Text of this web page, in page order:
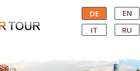
Operator DE EN
IT
RU